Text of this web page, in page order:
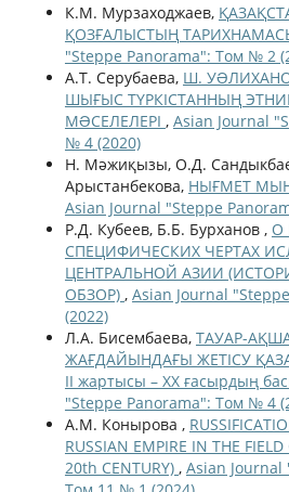
К.М. Мурзаходжаев,
ҚОЗҒАЛЫСТЫҢ
"Steppe Panorama": Том № 2
А.Т. Серубаева, Ш.
ШЫҒЫС ТҮРКІСТАННЫҢ
МƏСЕЛЕЛЕРІ , Asian Journal
№ 4 (2020)
Н. Мәжиқызы, О.Д.
Арыстанбекова, НЫҒМЕТ
Asian Journal "Steppe
Р.Д. Кубеев, Б.Б. Бурханов , О
СПЕЦИФИЧЕСКИХ ЧЕРТАХ
ЦЕНТРАЛЬНОЙ АЗИИ
ОБЗОР) , Asian Journal
(2022)
Л.А. Бисембаева, ТАУАР-
ЖАҒДАЙЫНДАҒЫ ЖЕТІСУ
ІІ жартысы – ХХ ғасырдың
"Steppe Panorama": Том № 4
А.М. Конырова ,
RUSSIAN EMPIRE IN THE
20th CENTURY) , Asian Journal